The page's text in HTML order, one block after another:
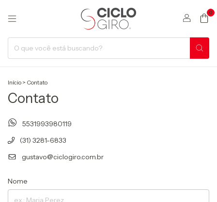
0
Início > Contato
Contato
5531993980119
(31) 3281-6833
gustavo@ciclogiro.com.br
Nome